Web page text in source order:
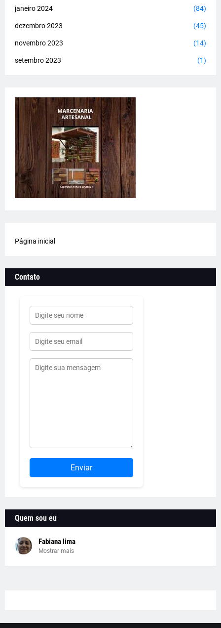
janeiro 2024 (84)
dezembro 2023 (45)
novembro 2023 (14)
setembro 2023 (1)
Página inicial
Contato
Enviar
Quem sou eu
Fabiana lima
Mostrar mais